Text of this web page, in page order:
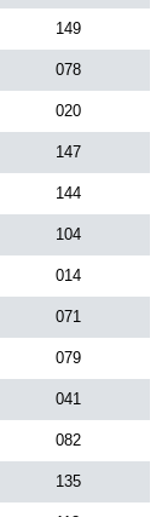
149
078
020
147
144
104
014
071
079
041
082
135